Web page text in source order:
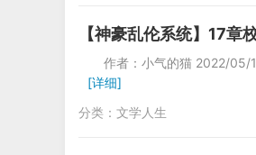
【神豪乱伦系统】17章
作者：小气的猫
[详细]
分类： 文学人生